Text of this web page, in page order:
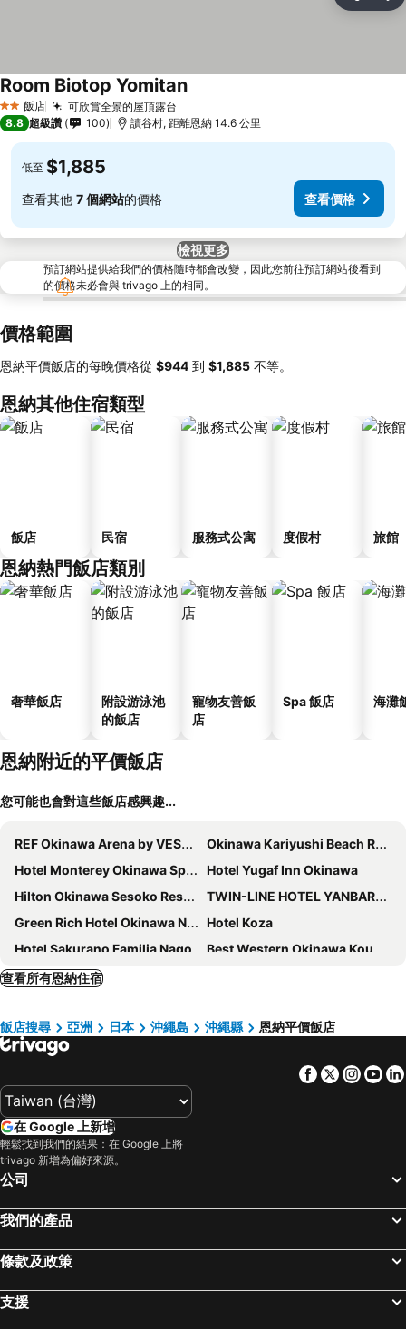
2 星級飯店 可欣賞全景的屋頂露台
Room Biotop Yomitan
8.8 超級讚 100 讀谷村, 距離恩納 14.6 公里
低至 $1,885
查看其他 7 個網站的價格 查看價格
檢視更多
預訂網站提供給我們的價格隨時都會改變，因此您前往預訂網站後看到
的價格未必會與 trivago 上的相同。
價格範圍
恩納平價飯店的每晚價格從 ‎$944 到 ‎$1,885 不等。
恩納其他住宿類型
飯店 民宿 服務式公寓 度假村 旅館
恩納熱門飯店類別
奢華飯店
附設游泳池
的飯店
寵物友善飯
店
Spa 飯店 海灘
恩納附近的平價飯店
您可能也會對這些飯店感興趣...
REF Okinawa Arena by VESSEL HOTELS
Okinawa Kariyushi Beach Resort Ocean Spa
Hotel Monterey Okinawa Spa & Resort
Hotel Yugaf Inn Okinawa
Hilton Okinawa Sesoko Resort
TWIN-LINE HOTEL YANBARU OKINAWA JAPAN
Green Rich Hotel Okinawa Nago
Hotel Koza
Hotel Sakurano Familia Nago
Best Western Okinawa Kouki Beach
Hotel Nikko Alivila
ライカムファミリーリゾートホテル旧HiyagunLanaiResort
Kafuu Resort Fuchaku Condo Hotel
Phoenix Park Hotel
Okinawa City Hotel
BEB5 Okinawa Seragaki by Hoshino Resorts
The Pool Resort Okinawa
Kariyushi LCH. Resort
Hotel New Century
ASBO STAY HOTEL
Hotel Tomas Nago
Miyuki Hamabaru Resort
Halekulani Okinawa
Super Hotel Okinawa Nago
查看所有恩納住宿
飯店搜尋 亞洲 日本 沖繩島 沖繩縣 恩納平價飯店
Facebook
Twitter
在 Google 上新增
輕鬆找到我們的結果：在 Google 上將
trivago 新增為偏好來源。
公司
我們的產品
條款及政策
支援